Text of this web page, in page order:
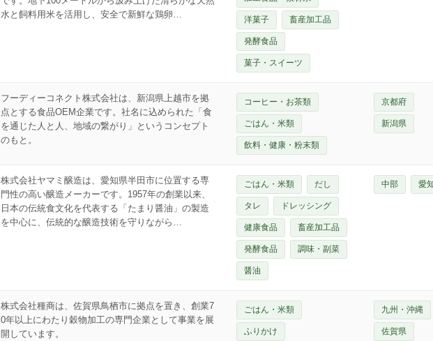
水と飼料用米を活用し、安全で新鮮な鶏卵…
洋菓子 畜産加工品
発酵食品
菓子・スイーツ
フーディーコネクト株式会社は、新潟県上越市を拠
点とする食品OEM企業です。社名に込められた「食
を通じた人と人、地域の繋がり」というコンセプト
のもと。
コーヒー・お茶類
ごはん・米類
飲料・健康・粉末類
京都府
新潟県
株式会社ヤマミ醸造は、愛知県半田市に位置する専
門性の高い醸造メーカーです。1957年の創業以来、
日本の伝統食文化を代表する「たまり醤油」の製造
を中心に、伝統的な醸造技術を守りながら…
ごはん・米類 だし
タレ ドレッシング
健康食品 畜産加工品
発酵食品 調味・副菜
醤油
中部 愛
株式会社種商は、佐賀県鳥栖市に拠点を置き、創業7
0年以上にわたり穀物加工の専門企業として事業を展
開しています。
ごはん・米類
ふりかけ
九州・沖縄
佐賀県